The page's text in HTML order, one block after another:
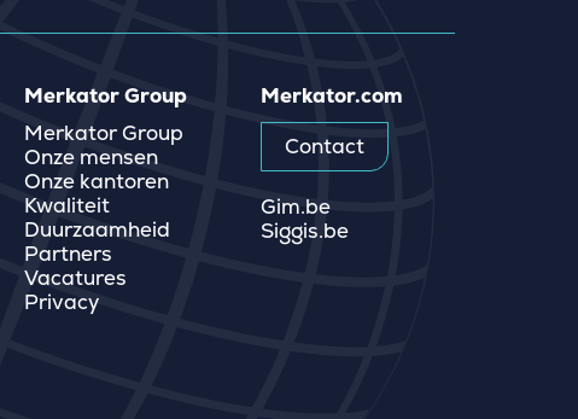
Merkator Group
Merkator Group
Onze mensen
Onze kantoren
Kwaliteit
Duurzaamheid
Partners
Vacatures
Privacy
Merkator.com
Contact
Gim.be
Siggis.be